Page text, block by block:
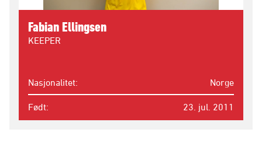
Fabian Ellingsen
KEEPER
Nasjonalitet Norge
Født 23. jul. 2011